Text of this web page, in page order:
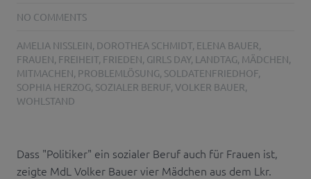
NO COMMENTS
AMELIA NISSLEIN, DOROTHEA SCHMIDT, ELENA BAUER,
FRAUEN, FREIHEIT, FRIEDEN, GIRLS DAY, LANDTAG, MÄDCHEN,
MITMACHEN, PROBLEMLÖSUNG, SOLDATENFRIEDHOF,
SOPHIA HERZOG, SOZIALER BERUF, VOLKER BAUER,
WOHLSTAND
Dass "Politiker" ein sozialer Beruf auch für Frauen ist,
zeigte MdL Volker Bauer vier Mädchen aus dem Lkr.